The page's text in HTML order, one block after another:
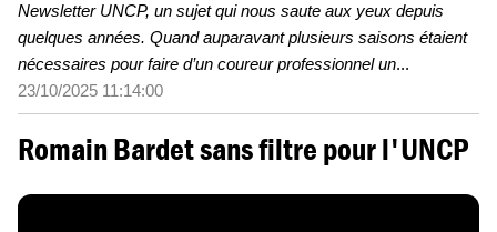
Newsletter UNCP, un sujet qui nous saute aux yeux depuis
quelques années. Quand auparavant plusieurs saisons étaient
nécessaires pour faire d’un coureur professionnel un...
23/10/2025 11:14:00
Romain Bardet sans filtre pour l'UNCP